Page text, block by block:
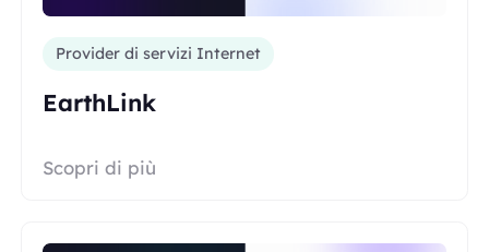
Provider di servizi Internet
EarthLink
Scopri di più